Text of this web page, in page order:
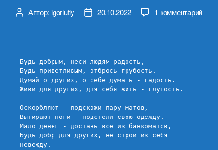
АвторАвтор: igorlutiy
Дата20.10.2022 1 комментарийк
—
Будь добрым, неси людям радость,
Будь приветливым, отбрось грубость.
Думай о других, о себе думать - гадость.
Живи для других, для себя жить - глупость.
Оскорбляют - подскажи пару матов,
Вытирают ноги - подстели свою одежду.
Мало денег - достань все из банкоматов,
Будь добр для других, не строй из себя
невежду.